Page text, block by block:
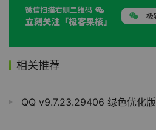
相关推荐
QQ v9.7.23.29406 绿色优化版